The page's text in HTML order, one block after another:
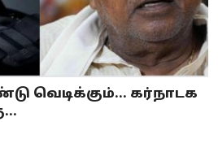
வெடிக்கும்... கர்நாடக